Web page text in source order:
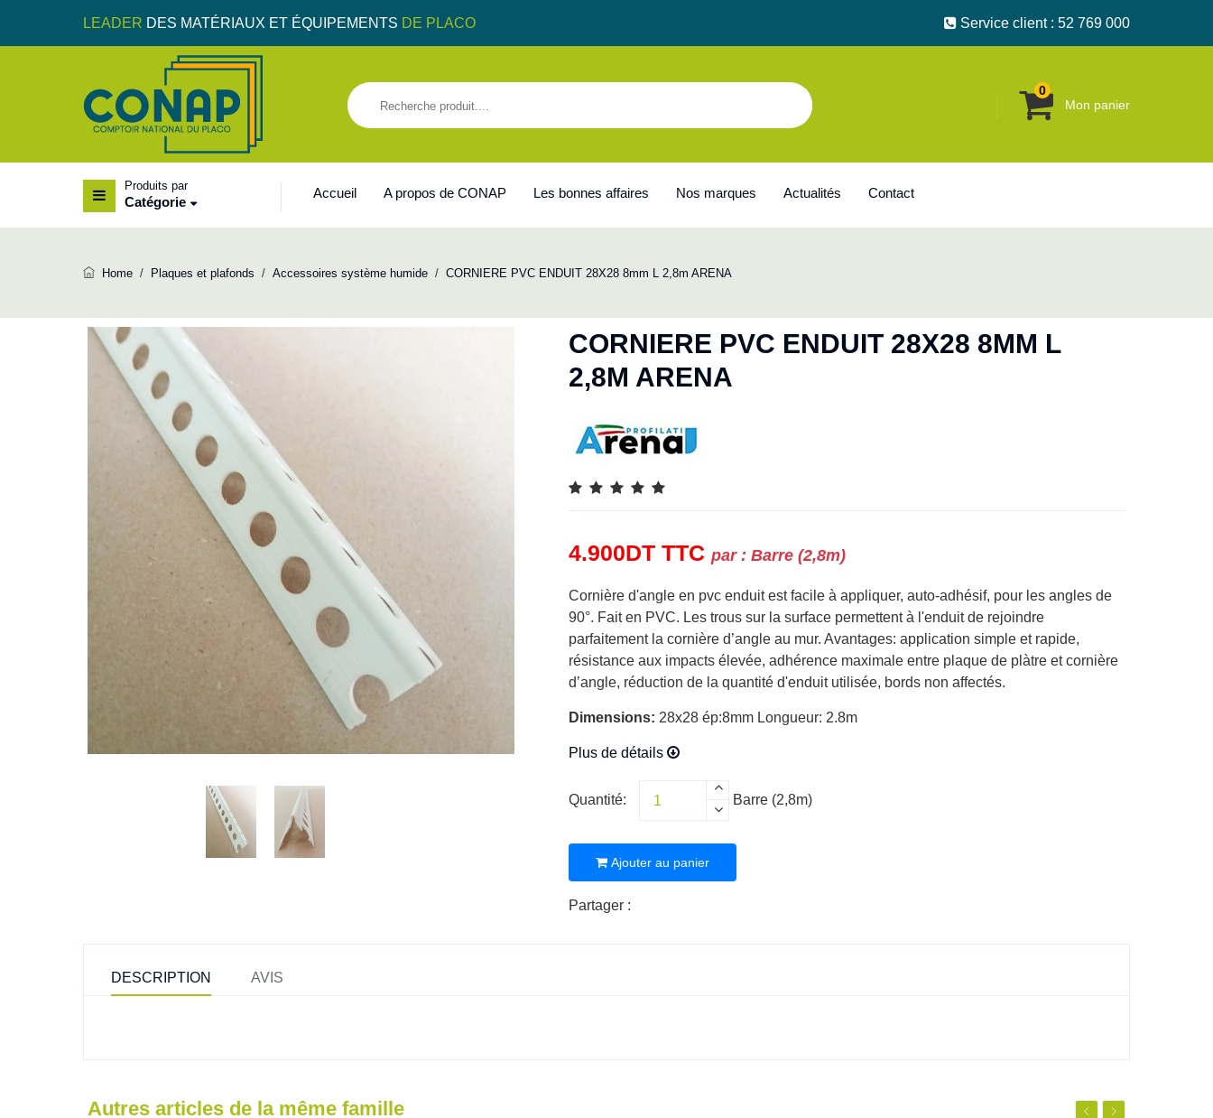
LEADER DES MATÉRIAUX ET ÉQUIPEMENTS DE PLACO Service client : 52 769 000
0
Mon panier
Produits par
Catégorie
Accueil A propos de CONAP Les bonnes affaires Nos marques Actualités Contact
Home / Plaques et plafonds / Accessoires système humide / CORNIERE PVC ENDUIT 28X28 8mm L 2,8m ARENA
CORNIERE PVC ENDUIT 28X28 8MM L
2,8M ARENA
4.900DT TTCpar :Barre (2,8m)
Cornière d'angle en pvc enduit est facile à appliquer, auto-adhésif, pour les angles de
90°. Fait en PVC. Les trous sur la surface permettent à l'enduit de rejoindre
parfaitement la cornière d’angle au mur. Avantages: application simple et rapide,
résistance aux impacts élevée, adhérence maximale entre plaque de plàtre et cornière
d’angle, réduction de la quantité d'enduit utilisée, bords non affectés.
Dimensions: 28x28 ép:8mm Longueur: 2.8m
Plus de détails
Quantité: Barre (2,8m)
Ajouter au panier
Partager :
DESCRIPTION AVIS
Autres articles de la même famille